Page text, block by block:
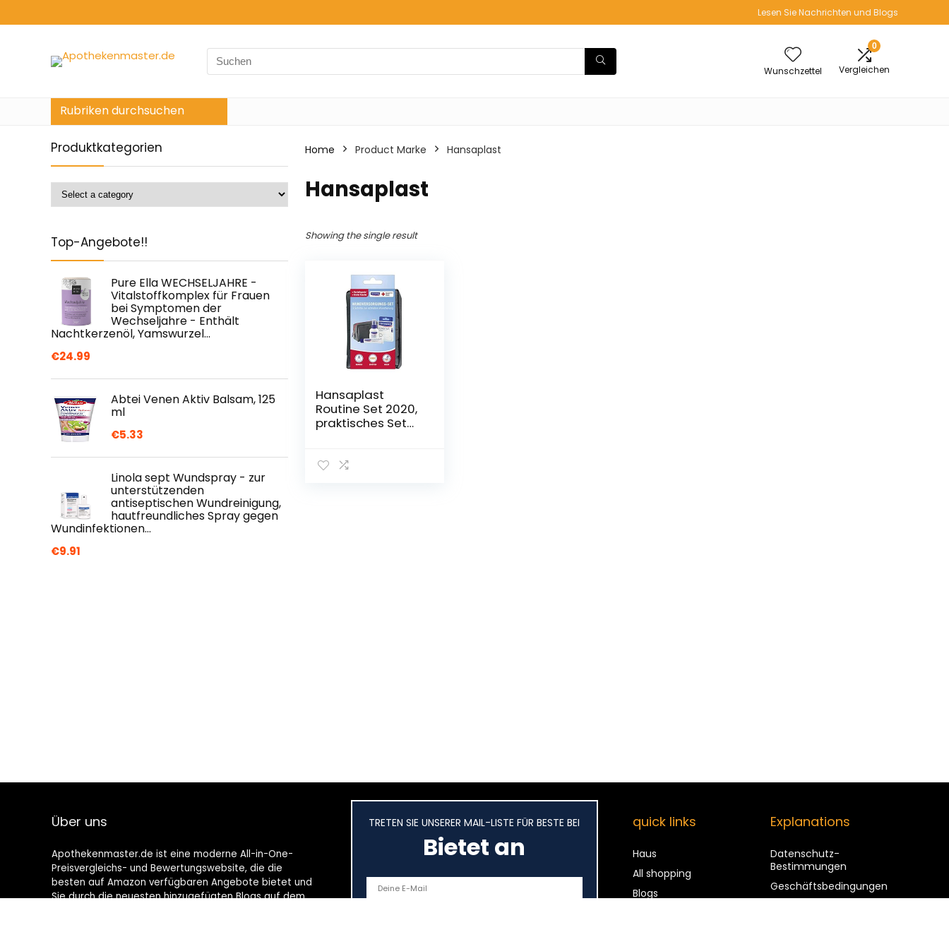
Lesen Sie Nachrichten und Blogs
Search
for:
Wunschzettel
0
Vergleichen
Rubriken durchsuchen
Produktkategorien
Top-Angebote!!
Pure Ella WECHSELJAHRE -
Vitalstoffkomplex für Frauen
bei Symptomen der
Wechseljahre - Enthält
Nachtkerzenöl, Yamswurzel…
€24.99
Abtei Venen Aktiv Balsam, 125
ml
€5.33
Linola sept Wundspray - zur
unterstützenden
antiseptischen Wundreinigung,
hautfreundliches Spray gegen
Wundinfektionen…
€9.91
Home Product Marke ‎Hansaplast
‎Hansaplast
Showing the single result
Hansaplast
Routine Set 2020,
praktisches Set
Wundspray, 20er-
Über uns
Apothekenmaster.de ist eine moderne All-in-One-
Preisvergleichs- und Bewertungswebsite, die die
besten auf Amazon verfügbaren Angebote bietet und
Sie durch die neuesten hinzugefügten Blogs auf dem
TRETEN SIE UNSERER MAIL-LISTE FÜR BESTE BEI
Bietet an
quick links
Haus
All shopping
Blogs
Explanations
Datenschutz-
Bestimmungen
Geschäftsbedingungen